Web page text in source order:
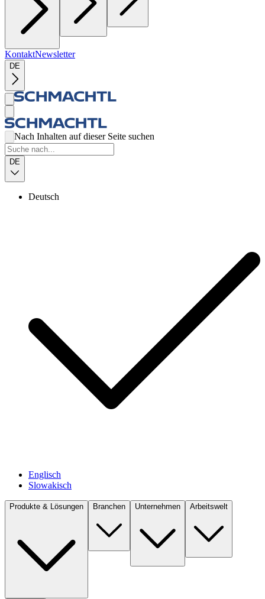
KontaktNewsletter
DE
Nach Inhalten auf dieser Seite suchen
DE
Deutsch
Englisch
Slowakisch
Produkte & Lösungen Branchen Unternehmen Arbeitswelt